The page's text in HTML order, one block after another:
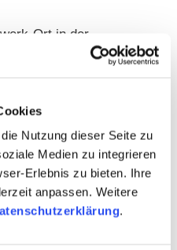
Nutzung dieser Seite zu
Medien zu integrieren
Erlebnis zu bieten. Ihre
anpassen. Weitere
.
Ort in der